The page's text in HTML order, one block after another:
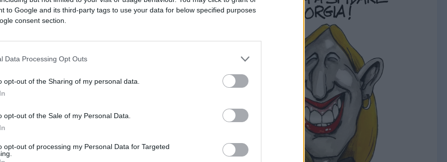
to Google and its third-party tags to use your data for below specified purposes
consent section.
Data Processing Opt Outs
opt-out of the Sharing of my personal data.
opt-out of the Sale of my Personal Data.
opt-out of processing my Personal Data for Targeted
buio pesto. Cosa fate? Partite lo stesso
guardingo passo cercando un po’
questo buio, come dimostrano i quasi
risale ed eroderà il capitale” sono le frasi